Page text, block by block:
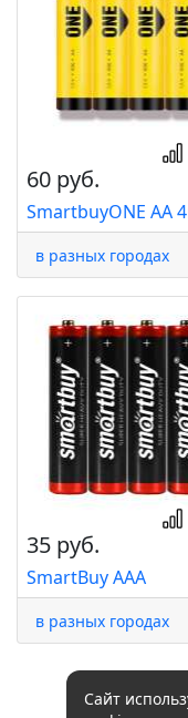
60 руб.
SmartbuyONE AA
в разных городах
35 руб.
SmartBuy AAA
в разных городах
Сайт